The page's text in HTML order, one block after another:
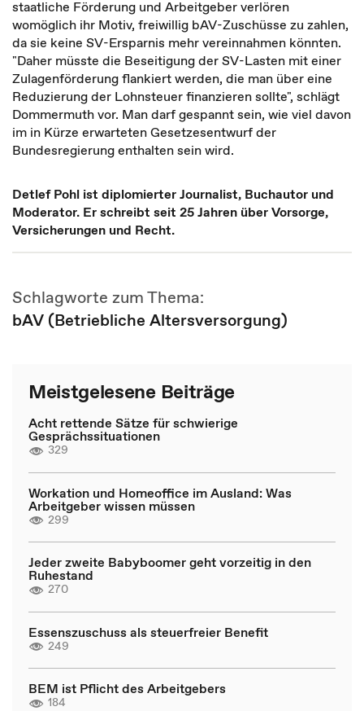
staatliche Förderung und Arbeitgeber verlören
womöglich ihr Motiv, freiwillig bAV-Zuschüsse zu zahlen,
da sie keine SV-Ersparnis mehr vereinnahmen könnten.
"Daher müsste die Beseitigung der SV-Lasten mit einer
Zulagenförderung flankiert werden, die man über eine
Reduzierung der Lohnsteuer finanzieren sollte", schlägt
Dommermuth vor. Man darf gespannt sein, wie viel davon
im in Kürze erwarteten Gesetzesentwurf der
Bundesregierung enthalten sein wird.
Detlef Pohl ist diplomierter Journalist, Buchautor und
Moderator. Er schreibt seit 25 Jahren über Vorsorge,
Versicherungen und Recht.
Schlagworte zum Thema:
bAV (Betriebliche Altersversorgung)
Meistgelesene Beiträge
Acht rettende Sätze für schwierige
Gesprächssituationen
329
Workation und Homeoffice im Ausland: Was
Arbeitgeber wissen müssen
299
Jeder zweite Babyboomer geht vorzeitig in den
Ruhestand
270
Essenszuschuss als steuerfreier Benefit
249
BEM ist Pflicht des Arbeitgebers
184